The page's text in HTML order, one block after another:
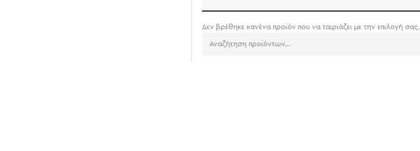
Δεν βρέθηκε κανένα προϊόν που να ταιριάζει με την επιλογή σας.